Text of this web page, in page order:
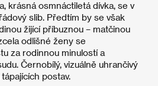
krásná osmnáctiletá dívka, se v
slib. Předtím by se však
žijící příbuznou – matčinou
odlišné ženy se
za rodinnou minulostí a
Černobílý, vizuálně uhrančivý
postav.